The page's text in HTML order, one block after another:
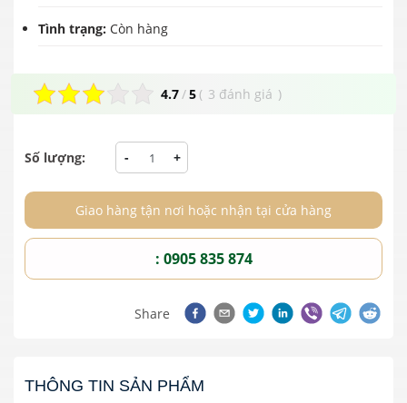
Tình trạng: Còn hàng
4.7/5( 3 đánh giá )
Số lượng: - +
Giao hàng tận nơi hoặc nhận tại cửa hàng
: 0905 835 874
Share
THÔNG TIN SẢN PHẨM